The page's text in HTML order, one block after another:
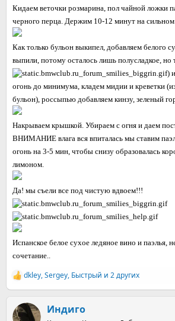
Кидаем веточки розмарина, пол чайной ложки
черного перца. Держим 10-12 минут на сильном
Как только бульон выкипел, добавляем белого
выпили, потому осталось лишь полусладкое, но
)
огонь до минимума, кладем мидии и креветки
бульон), россыпью добавляем кинзу, зеленый
Накрываем крышкой. Убираем с огня и даем
ВНИМАНИЕ влага вся впиталась мы ставим
огонь на 3-5 мин, чтобы снизу образовалась
лимоном.
Да! мы съели все под чистую вдвоем!!!
Испанское белое сухое ледяное вино и паэлья,
сочетание..
Р
е
к
ц
dkley,Sergey, Быстрый и 2 других
Индиго